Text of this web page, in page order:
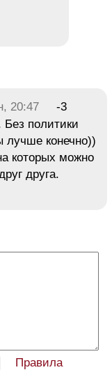
20:47
-3
политики
лучше конечно))
которых можно
друга.
Правила